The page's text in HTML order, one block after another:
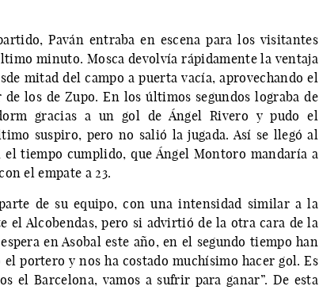
Paván entraba en escena para los visitantes
minuto. Mosca devolvía rápidamente la ventaja
mitad del campo a puerta vacía, aprovechando el
los de Zupo. En los últimos segundos lograba de
gracias a un gol de Ángel Rivero y pudo el
suspiro, pero no salió la jugada. Así se llegó al
tiempo cumplido, que Ángel Montoro mandaría a
el empate a 23.
de su equipo, con una intensidad similar a la
el Alcobendas, pero si advirtió de la otra cara de la
en Asobal este año, en el segundo tiempo han
el portero y nos ha costado muchísimo hacer gol. Es
el Barcelona, vamos a sufrir para ganar”. De esta